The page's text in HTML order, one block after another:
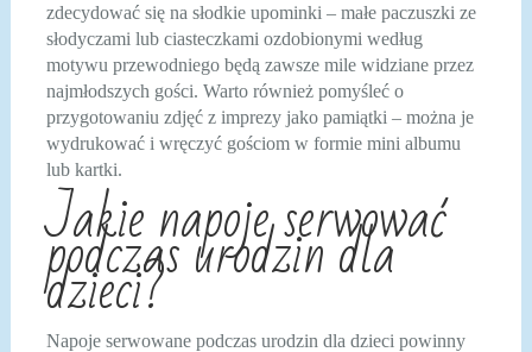
zdecydować się na słodkie upominki – małe paczuszki ze
słodyczami lub ciasteczkami ozdobionymi według
motywu przewodniego będą zawsze mile widziane przez
najmłodszych gości. Warto również pomyśleć o
przygotowaniu zdjęć z imprezy jako pamiątki – można je
wydrukować i wręczyć gościom w formie mini albumu
lub kartki.
Jakie napoje serwować
podczas urodzin dla
dzieci?
Napoje serwowane podczas urodzin dla dzieci powinny